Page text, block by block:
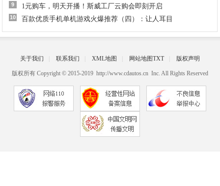
9 1元购车，明天开播！斯威工厂云购会即刻开启
10 百款优质手机单机游戏火爆推荐（四）：让人耳目
关于我们 联系我们 XML地图 网站地图TXT 版权声明
版权所有 Copyright © 2015-2019 http://www.cdautos.cn Inc. All Rights Reserved